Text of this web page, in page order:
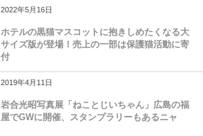
2022年5月16日
ホテルの黒猫マスコットに抱きしめたくなる大
サイズ版が登場！売上の一部は保護猫活動に寄
付
2019年4月11日
岩合光昭写真展「ねことじいちゃん」広島の福
屋でGWに開催、スタンプラリーもあるニャ